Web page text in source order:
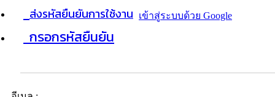
ส่งรหัสยืนยันการใช้งาน
กรอกรหัสยืนยัน
เข้าสู่ระบบด้วย Google